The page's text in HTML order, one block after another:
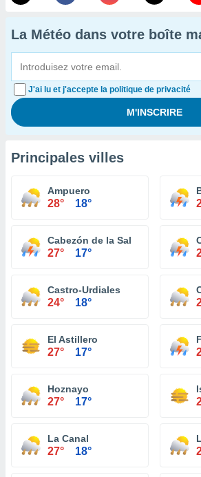
La Météo dans votre boîte
J'ai lu et j'accepte la politique de privacité
Principales villes
Ampuero
28° 18°
Cabezón de la Sal
27° 17°
Castro-Urdiales
24° 18°
El Astillero
27° 17°
Hoznayo
27° 17°
La Canal
27° 18°